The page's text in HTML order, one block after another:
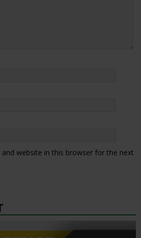
and website in this browser for the next